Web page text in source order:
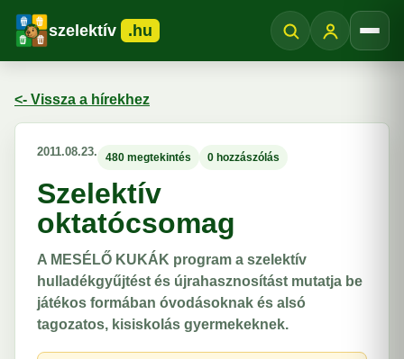
szelektív .hu
<- Vissza a hírekhez
2011.08.23. 480 megtekintés 0 hozzászólás
Szelektív
oktatócsomag
A MESÉLŐ KUKÁK program a szelektív
hulladékgyűjtést és újrahasznosítást mutatja be
játékos formában óvodásoknak és alsó
tagozatos, kisiskolás gyermekeknek.